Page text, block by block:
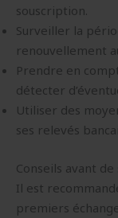
souscription.
Surveiller la
renouvellement
Prendre en
détecter
Utiliser des
ses relevés
Conseils avant
Il est
premiers